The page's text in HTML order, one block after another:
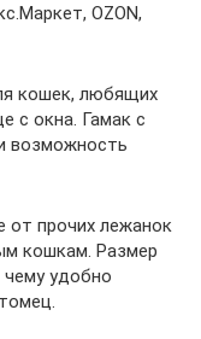
OZON,
кошек, любящих
с окна. Гамак с
возможность
от прочих лежанок
кошкам. Размер
чему удобно